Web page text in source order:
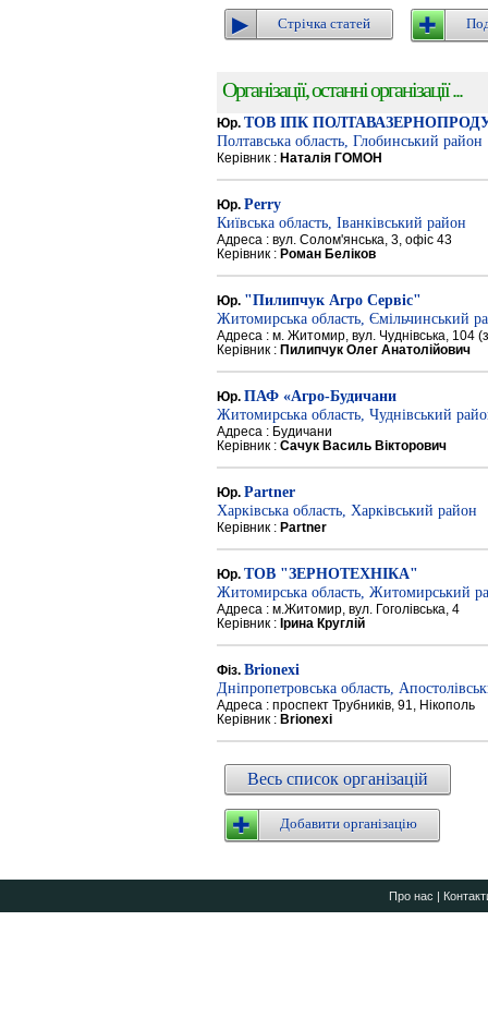
Стрічка статей
Організації, останні організації ...
Юр. ТОВ ІПК
Полтавська область, Глобинський район
Керівник : Наталія ГОМОН
Юр. Perry
Київська область, Іванківський район
Адреса : вул. Солом'янська, 3, офіс 43
Керівник : Роман Беліков
Юр. "Пилипчук Агро Сервіс"
Житомирська область, Ємільчинський
Адреса : м. Житомир, вул. Чуднівська, 104
Керівник : Пилипчук Олег Анатолійович
Юр. ПАФ «Агро-Будичани
Житомирська область, Чуднівський
Адреса : Будичани
Керівник : Сачук Василь Вікторович
Юр. Partner
Харківська область, Харківський район
Керівник : Partner
Юр. ТОВ "ЗЕРНОТЕХНІКА"
Житомирська область, Житомирський
Адреса : м.Житомир, вул. Гоголівська, 4
Керівник : Ірина Круглій
Фіз. Brionexi
Дніпропетровська область,
Адреса : проспект Трубників, 91, Нікополь
Керівник : Brionexi
Весь список організацій
Добавити організацію
Про нас |